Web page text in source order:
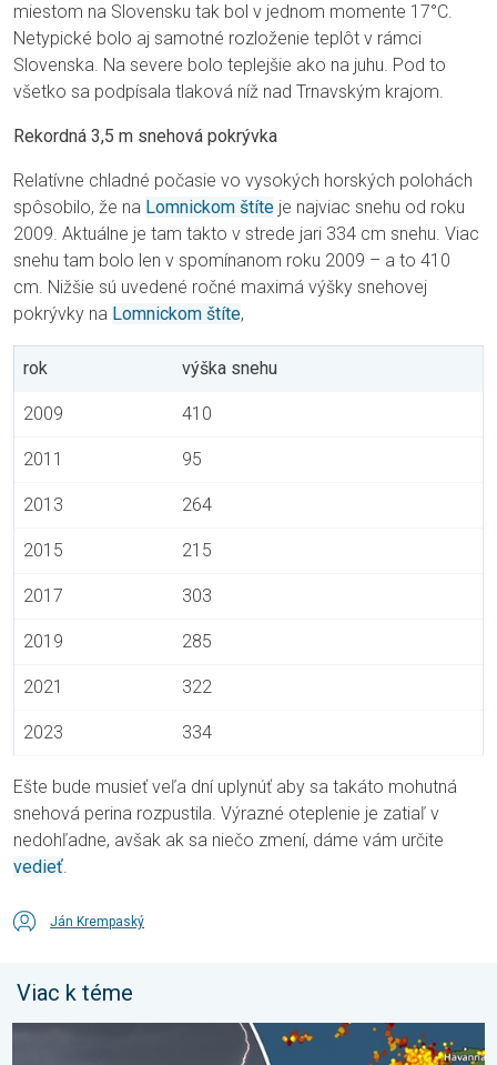
miestom na Slovensku tak bol v jednom momente 17°C.
Netypické bolo aj samotné rozloženie teplôt v rámci
Slovenska. Na severe bolo teplejšie ako na juhu. Pod to
všetko sa podpísala tlaková níž nad Trnavským krajom.
Rekordná 3,5 m snehová pokrývka
Relatívne chladné počasie vo vysokých horských polohách
spôsobilo, že na Lomnickom štíte je najviac snehu od roku
2009. Aktuálne je tam takto v strede jari 334 cm snehu. Viac
snehu tam bolo len v spomínanom roku 2009 – a to 410
cm. Nižšie sú uvedené ročné maximá výšky snehovej
pokrývky na Lomnickom štíte,
rok výška snehu
2009 410
2011 95
2013 264
2015 215
2017 303
2019 285
2021 322
2023 334
Ešte bude musieť veľa dní uplynúť aby sa takáto mohutná
snehová perina rozpustila. Výrazné oteplenie je zatiaľ v
nedohľadne, avšak ak sa niečo zmení, dáme vám určite
vedieť.
Ján Krempaský
Viac k téme
Milióny stromov údermi bleskov hynú. Štúdia zistila. . . sobota